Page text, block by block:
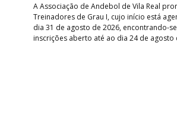
A Associação de Andebol de Vila Real
Treinadores de Grau I, cujo início está
dia 31 de agosto de 2026, encontrando-
inscrições aberto até ao dia 24 de agosto